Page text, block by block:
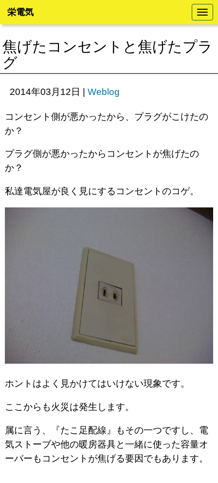
N
a
v
g
a
o
栄電気
焦げたコンセントと焦げたプラ
グ
2014年03月12日 | Weblog
コンセント側が悪かったから、プラグがこけたの
か？
プラグ側が悪かったからコンセントが焦げたの
か？
私達電気屋が良く見にするコンセントのコゲ。
ホントはよく見かけてはいけない現象です。
ここからも火災は発生します。
属に言う、『たこ足配線』もその一つですし、電
気ストーブや他の暖房器具と一緒に使った容量オ
ーバーもコンセントが焦げる要因でもあります。